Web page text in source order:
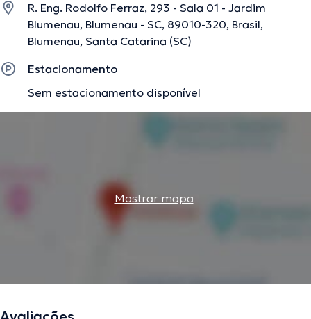
R. Eng. Rodolfo Ferraz, 293 - Sala 01 - Jardim
Blumenau, Blumenau - SC, 89010-320, Brasil,
Blumenau, Santa Catarina (SC)
Estacionamento
Sem estacionamento disponível
Mostrar mapa